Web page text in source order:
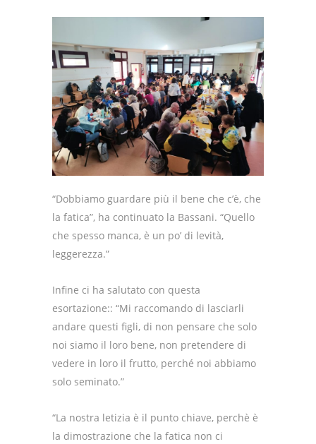
“Dobbiamo guardare più il bene che c’è, che
la fatica”, ha continuato la Bassani. “Quello
che spesso manca, è un po’ di levità,
leggerezza.”
Infine ci ha salutato con questa
esortazione:: “Mi raccomando di lasciarli
andare questi figli, di non pensare che solo
noi siamo il loro bene, non pretendere di
vedere in loro il frutto, perché noi abbiamo
solo seminato.”
“La nostra letizia è il punto chiave, perchè è
la dimostrazione che la fatica non ci